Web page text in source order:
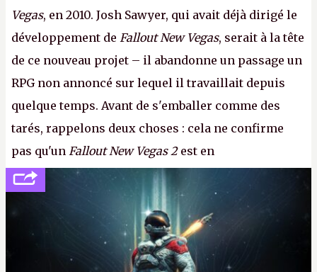
Vegas, en 2010. Josh Sawyer, qui avait déjà dirigé le
développement de Fallout New Vegas, serait à la tête
de ce nouveau projet – il abandonne un passage un
RPG non annoncé sur lequel il travaillait depuis
quelque temps. Avant de s'emballer comme des
tarés, rappelons deux choses : cela ne confirme
pas qu'un Fallout New Vegas 2est en
développement (pour ce que l'on sait, ils bossent
peut-être sur
Fallout Football ou
Fallout vs. Les
Lapins Crétins) et l'Obsidian d'aujourd'hui n'est plus
le même studio qu'il y a 15 ans. Mais bon, OK, on
peut commencer à fantasmer.A.